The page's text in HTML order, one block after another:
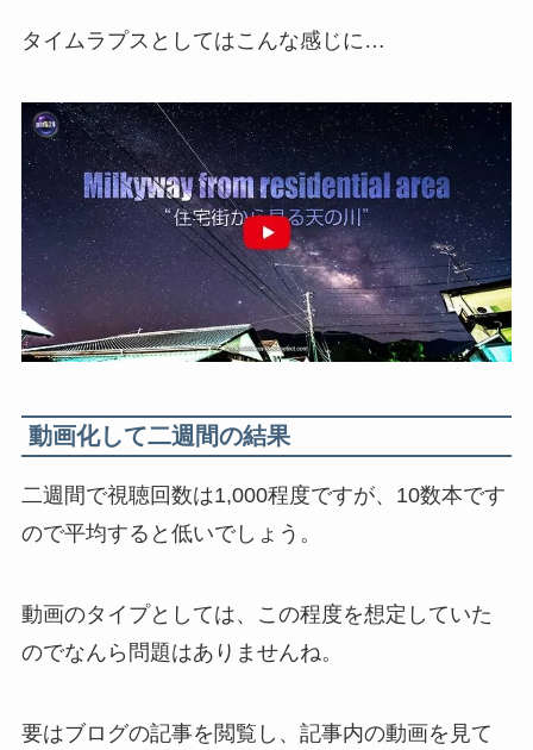
タイムラプスとしてはこんな感じに…
動画化して二週間の結果
二週間で視聴回数は1,000程度ですが、10数本です
ので平均すると低いでしょう。
動画のタイプとしては、この程度を想定していた
のでなんら問題はありませんね。
要はブログの記事を閲覧し、記事内の動画を見て